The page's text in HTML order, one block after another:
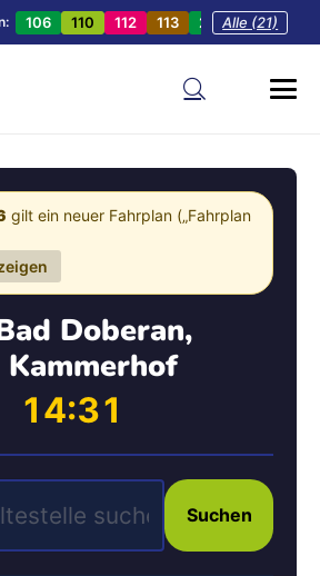
106 110 112 113 201 202
Alle (21)
gilt ein neuer Fahrplan („Fahrplan
Doberan,
Kammerhof
14:31
Suchen